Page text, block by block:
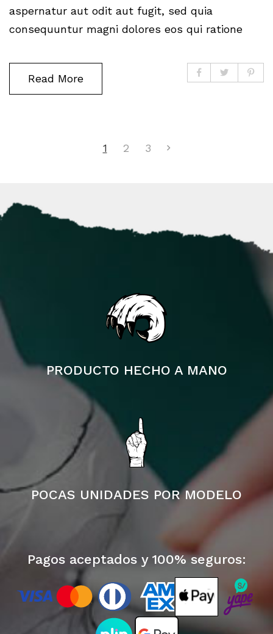
aspernatur aut odit aut fugit, sed quia
consequuntur magni dolores eos qui ratione
Read More
1 2 3
PRODUCTO HECHO A MANO
POCAS UNIDADES POR MODELO
Pagos aceptados y 100% seguros: